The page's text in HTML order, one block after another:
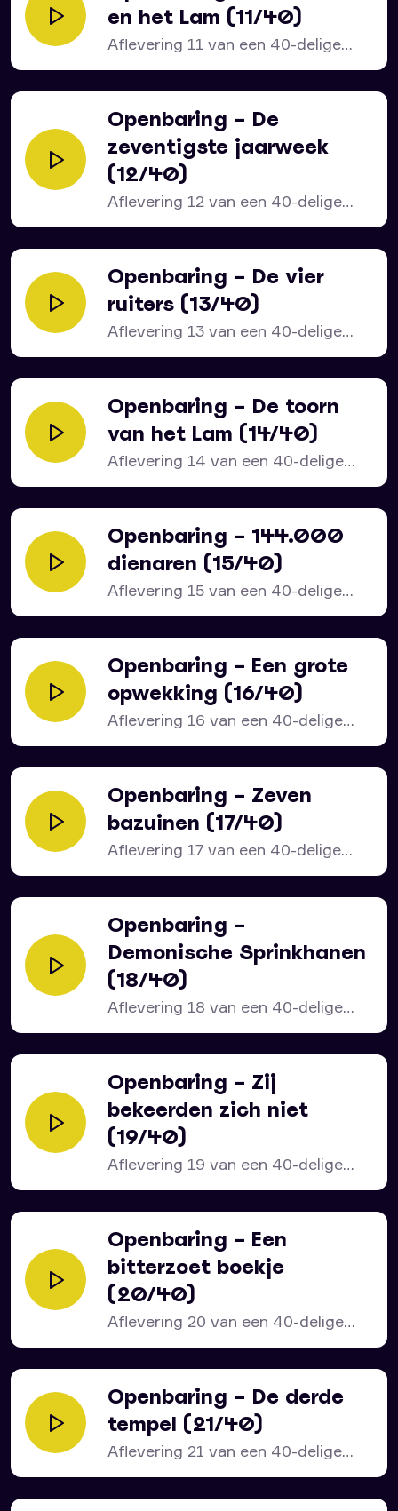
en het Lam (11/40)
Aflevering 11 van een 40-delige
serie over het bijbelboek...
Openbaring – De
zeventigste jaarweek
(12/40)
Aflevering 12 van een 40-delige
serie over het bijbelboek...
Openbaring – De vier
ruiters (13/40)
Aflevering 13 van een 40-delige
serie over het bijbelboek...
Openbaring – De toorn
van het Lam (14/40)
Aflevering 14 van een 40-delige
serie over het bijbelboek...
Openbaring – 144.000
dienaren (15/40)
Aflevering 15 van een 40-delige
serie over het bijbelboek...
Openbaring – Een grote
opwekking (16/40)
Aflevering 16 van een 40-delige
serie over het bijbelboek...
Openbaring – Zeven
bazuinen (17/40)
Aflevering 17 van een 40-delige
serie over het bijbelboek...
Openbaring –
Demonische Sprinkhanen
(18/40)
Aflevering 18 van een 40-delige
serie over het bijbelboek...
Openbaring – Zij
bekeerden zich niet
(19/40)
Aflevering 19 van een 40-delige
serie over het bijbelboek...
Openbaring – Een
bitterzoet boekje
(20/40)
Aflevering 20 van een 40-delige
serie over het bijbelboek...
Openbaring – De derde
tempel (21/40)
Aflevering 21 van een 40-delige
serie over het bijbelboek...